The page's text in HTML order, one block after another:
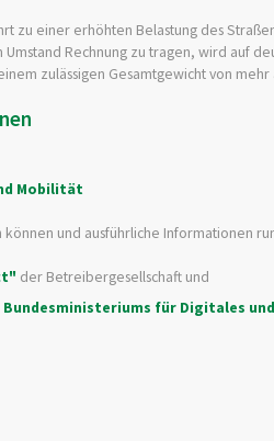
zu einer erhöhten Belastung des
Rechnung zu tragen, wird auf
zulässigen Gesamtgewicht von mehr
Mobilität
und ausführliche Informationen
der Betreibergesellschaft und
für Digitales